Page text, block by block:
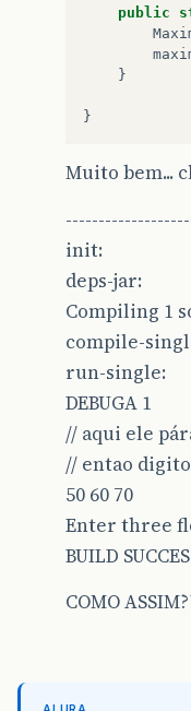
public
}
}
Muito bem...
init:
deps-jar:
Compiling 1
compile-
run-single:
DEBUGA 1
// aqui ele
// entao
50 60 70
Enter three
BUILD
COMO